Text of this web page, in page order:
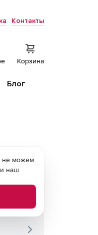
Контакты
Корзина
Блог
не можем
и наш